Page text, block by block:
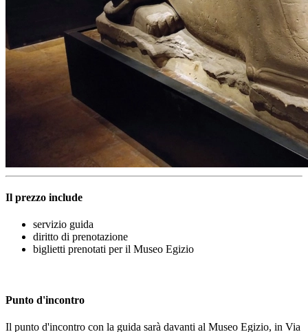
Il prezzo include
servizio guida
diritto di prenotazione
biglietti prenotati per il Museo Egizio
Punto d'incontro
Il punto d'incontro con la guida sarà davanti al Museo Egizio, in Via